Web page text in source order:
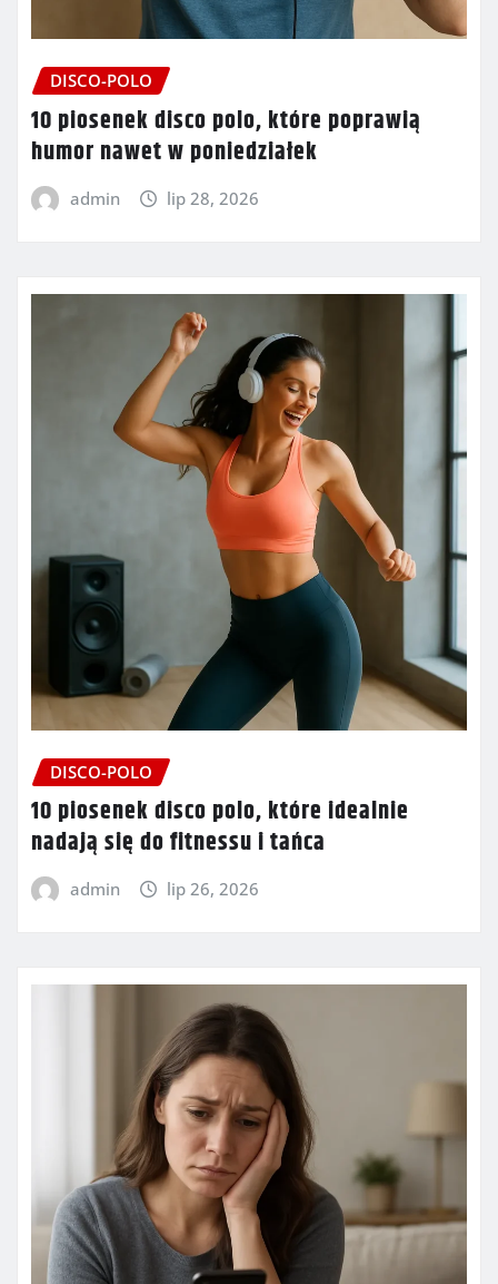
DISCO-POLO
10 piosenek disco polo, które poprawią
humor nawet w poniedziałek
admin lip 28, 2026
DISCO-POLO
10 piosenek disco polo, które idealnie
nadają się do fitnessu i tańca
admin lip 26, 2026